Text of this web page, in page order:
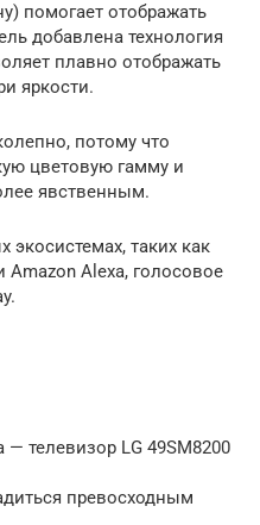
помогает отображать
добавлена ​​технология
плавно отображать
яркости.
потому что
цветовую гамму и
явственным.
таких как
Amazon Alexa, голосовое
телевизор LG 49SM8200
превосходным